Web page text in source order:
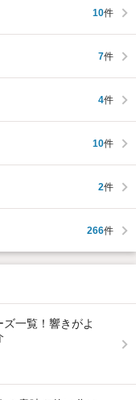
10件
7件
4件
10件
2件
266件
一覧！響きがよ